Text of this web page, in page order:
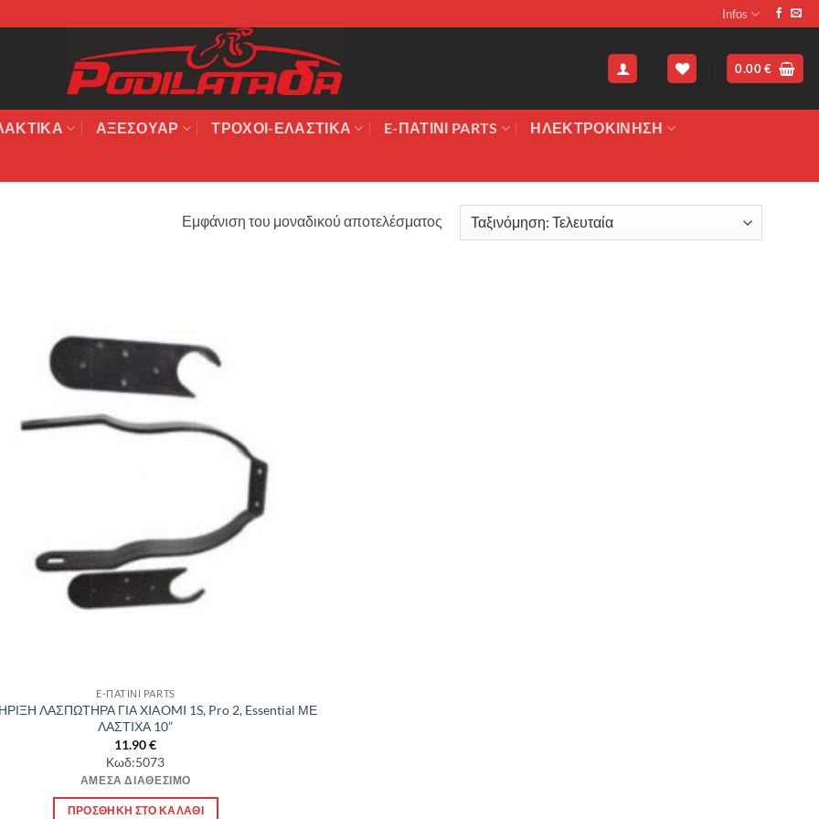
Infos
0.00€
ΑΞΕΣΟΥΆΡ ΤΡΟΧΟΙ-ΕΛΑΣΤΙΚΑ E-ΠΑΤΙΝΙ PARTS ΗΛΕΚΤΡΟΚΙΝΗΣΗ
Εμφάνιση του μοναδικού αποτελέσματος
E-ΠΑΤΙΝΙ PARTS
ΛΑΣΠΩΤΗΡΑ ΓΙΑ XIAOMI 1S, Pro 2, Essential ΜΕ
ΛΑΣΤΙΧΑ 10”
11.90€
Κωδ:5073
ΆΜΕΣΑ ΔΙΑΘΈΣΙΜΟ
ΠΡΟΣΘΉΚΗ ΣΤΟ ΚΑΛΆΘΙ